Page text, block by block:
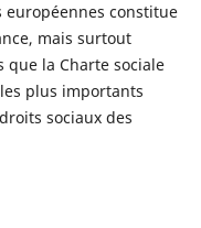
européennes constitue
mais surtout
que la Charte sociale
plus importants
sociaux des